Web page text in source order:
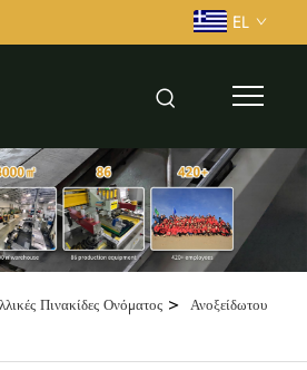
EL
Πινακίδες Ονόματος > Ανοξείδωτου